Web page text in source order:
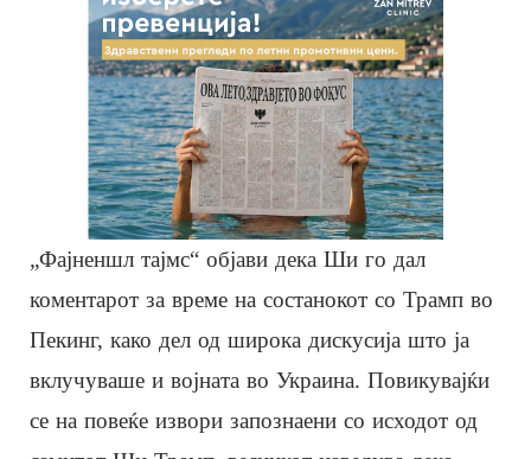
„Фајненшл тајмс“ објави дека Ши го дал
коментарот за време на состанокот со Трамп во
Пекинг, како дел од широка дискусија што ја
вклучуваше и војната во Украина. Повикувајќи
се на повеќе извори запознаени со исходот од